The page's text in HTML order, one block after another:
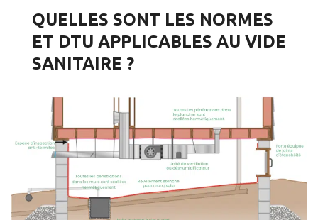
QUELLES SONT LES NORMES
ET DTU APPLICABLES AU VIDE
SANITAIRE ?